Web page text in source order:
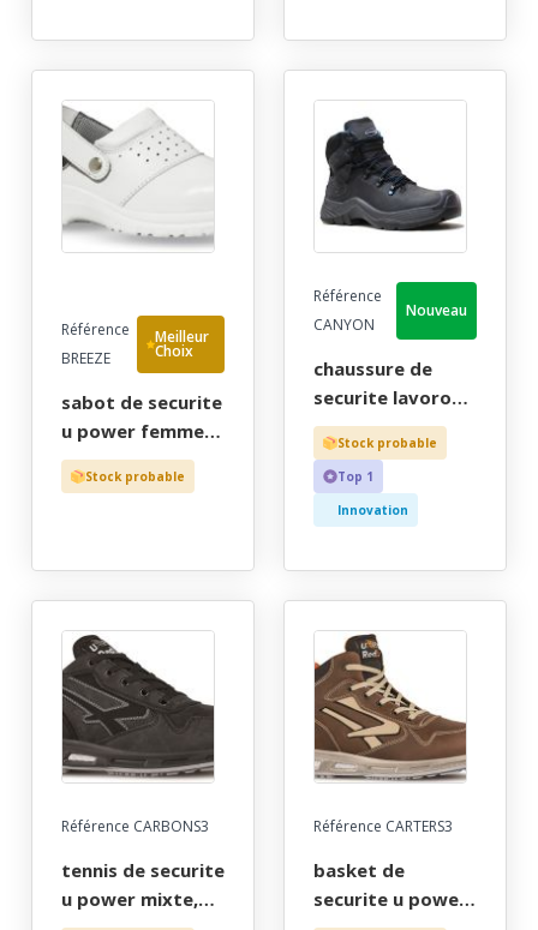
reach - 36/48
s3 ci src - 36/47
Référence
BREEZE
Meilleur
Choix
sabot de securite
u power femme,
aere a bride,
blanc, chr - ce en
Stock probable
Référence
CANYON
Nouveau
chaussure de
securite lavoro
homme, outdoor
noir haut, metal
free, esd, haut
bout recouvert -
src - 36/48
Stock probable
Top 1
Innovation
Référence CARBONS3
tennis de securite
u power mixte,
Référence CARTERS3
basket de
securite u power